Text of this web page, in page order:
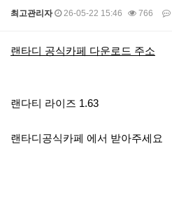
최고관리자 26-05-22 15:46 766
본문
랜타디 공식카페 다운로드 주소
랜다티 라이즈 1.63
랜타디공식카페 에서 받아주세요